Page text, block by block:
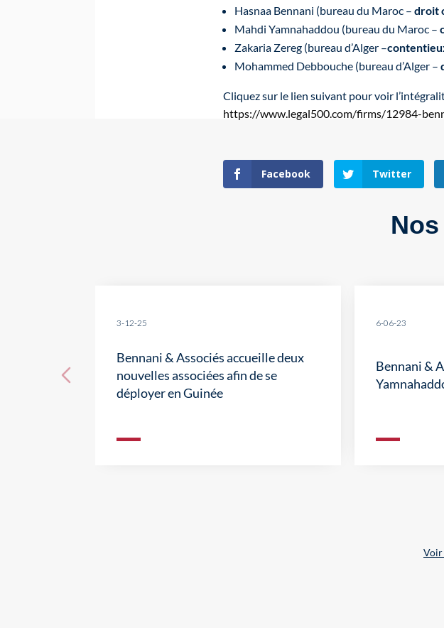
Hasnaa Bennani (bureau du Maroc –droit
Mahdi Yamnahaddou (bureau du Maroc –
Zakaria Zereg (bureau d’Alger –
Mohammed Debbouche (bureau d’Alger –
Cliquez sur le lien suivant pour voir
https://www.legal500.com/firms/12984-
Facebook Twitter
3-12-25
Bennani & Associés accueille deux
nouvelles associées afin de se
déployer en Guinée
6-06-23
Bennani &
Voir